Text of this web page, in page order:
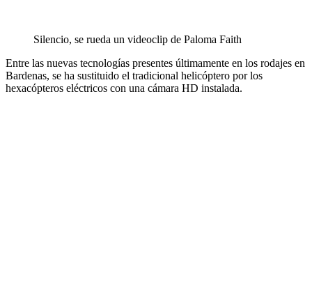
Silencio, se rueda un videoclip de Paloma Faith
Entre las nuevas tecnologías presentes últimamente en los rodajes en
Bardenas, se ha sustituido el tradicional helicóptero por los
hexacópteros eléctricos con una cámara HD instalada.